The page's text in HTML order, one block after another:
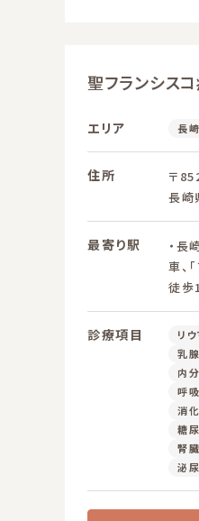
聖フランシス
エリア 長
住所
〒
長崎
最寄り駅
・長
車、
徒歩
診療項目 リ
乳
内
呼
消
糖
腎
泌